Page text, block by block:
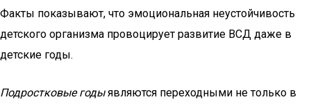
Факты показывают, что эмоциональная неустойчивость
детского организма провоцирует развитие ВСД даже в
детские годы.
Подростковые годыявляются переходными не только в